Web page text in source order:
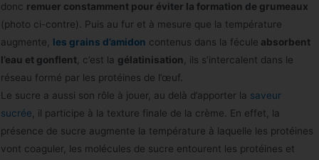
donc remuer constamment pour éviter la formation de grumeaux
(photo ci-contre). Puis au fur et à mesure que la température
augmente,
les grains d’amidon contenus dans la fécule absorbent
l’eau et gonflent , c’est la gélatinisation , ils s’intercalent dans le
réseau formé par les protéines de l’œuf.
Le sucre a aussi son rôle à jouer, au delà d’apporter la saveur
sucrée , il participe à la texture finale de la crème. En effet, la
présence de sucre augmente la température à laquelle les protéines
vont coaguler, les molécules de sucre entourent les protéines et